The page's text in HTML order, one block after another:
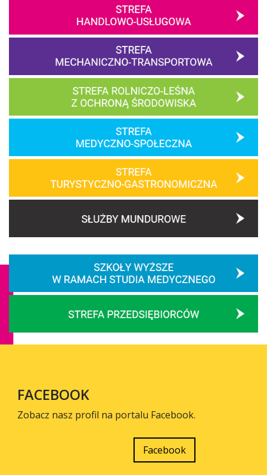
FACEBOOK
Zobacz nasz profil na portalu Facebook.
Facebook